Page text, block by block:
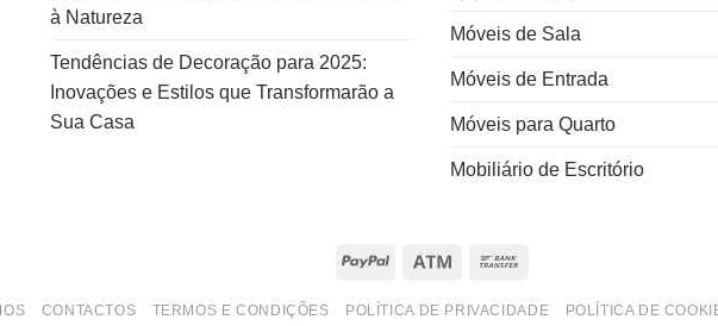
à Natureza
Tendências de Decoração para 2025:
Inovações e Estilos que Transformarão a
Sua Casa
Móveis de Sala
Móveis de Entrada
Móveis para Quarto
Mobiliário de Escritório
PayPal Atm
CONTACTOS TERMOS E CONDIÇÕES POLÍTICA DE PRIVACIDADE POLÍTICA DE